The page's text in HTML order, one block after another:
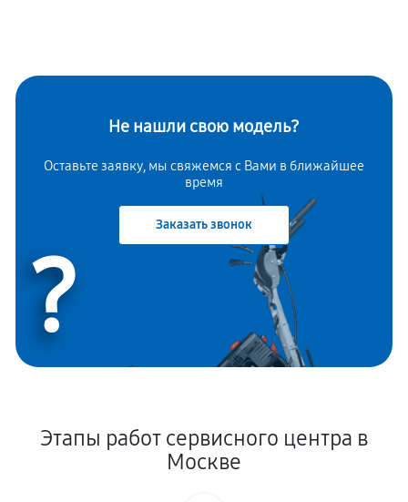
Не нашли свою модель?
Оставьте заявку, мы свяжемся с Вами в ближайшее
время
Заказать звонок
?
Этапы работ сервисного центра в
Москве